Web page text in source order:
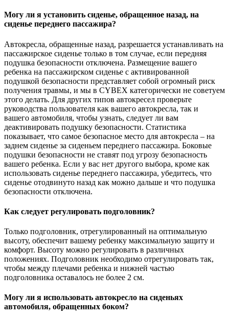
Могу ли я установить сиденье, обращенное назад, на
сиденье переднего пассажира?
Автокресла, обращенные назад, разрешается устанавливать на
пассажирское сиденье только в том случае, если передняя
подушка безопасности отключена. Размещение вашего
ребенка на пассажирском сиденье с активированной
подушкой безопасности представляет собой огромный риск
получения травмы, и мы в CYBEX категорически не советуем
этого делать. Для других типов автокресел проверьте
руководства пользователя как вашего автокресла, так и
вашего автомобиля, чтобы узнать, следует ли вам
деактивировать подушку безопасности. Статистика
показывает, что самое безопасное место для автокресла – на
заднем сиденье за ​​сиденьем переднего пассажира. Боковые
подушки безопасности не ставят под угрозу безопасность
вашего ребенка. Если у вас нет другого выбора, кроме как
использовать сиденье переднего пассажира, убедитесь, что
сиденье отодвинуто назад как можно дальше и что подушка
безопасности отключена.
Как следует регулировать подголовник?
Только подголовник, отрегулированный на оптимальную
высоту, обеспечит вашему ребенку максимальную защиту и
комфорт. Высоту можно регулировать в различных
положениях. Подголовник необходимо отрегулировать так,
чтобы между плечами ребенка и нижней частью
подголовника оставалось не более 2 см.
Могу ли я использовать автокресло на сиденьях
автомобиля, обращенных боком?